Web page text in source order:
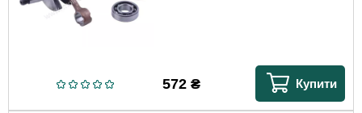
572₴ Купити